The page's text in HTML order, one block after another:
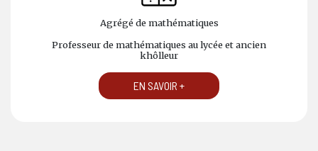
Agrégé de mathématiques
Professeur de mathématiques au lycée et ancien
khôlleur
EN SAVOIR +